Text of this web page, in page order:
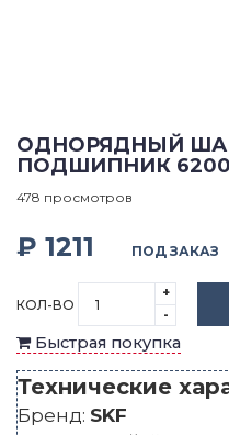
ОДНОРЯДНЫЙ
ПОДШИПНИК 6200
478 просмотров
₽ 1211 ПОД ЗАКАЗ
КОЛ-ВО
+
-
Быстрая покупка
Технические
Бренд: SKF